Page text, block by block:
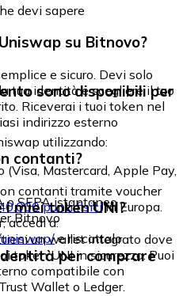
devi sapere
su Bitnovo?
e sicuro. Devi solo
tua identità e scegliere il tuo
Riceverai i tuoi token nel
indirizzo esterno
sono disponibili per
utilizzando:
(Visa, Mastercard, Apple Pay,
o SEPA istantaneo
Bitnovo
contanti?
contanti tramite voucher
punti fisiciin Europa.
accedi a:
e riscattalo
miei token UNI?
un wallet integrato dove
token UNI in sicurezza. Puoi
compatibile con
Wallet o Ledger.
per comprare